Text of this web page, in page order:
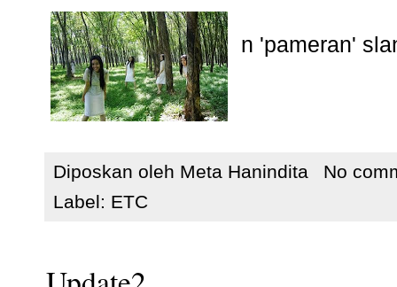
n 'pameran'
Diposkan oleh Meta Hanindita
No
Label: ETC